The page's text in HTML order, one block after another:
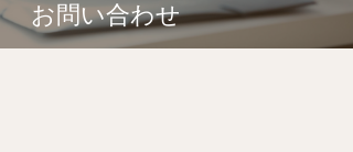
お問い合わせ